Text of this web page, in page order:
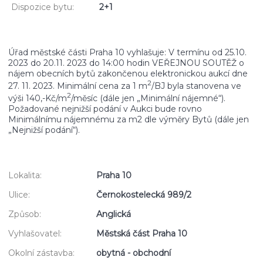
Dispozice bytu:
2+1
Úřad městské části Praha 10 vyhlašuje: V termínu od 25.10.
2023 do 20.11. 2023 do 14:00 hodin VEŘEJNOU SOUTĚŽ o
nájem obecních bytů zakončenou elektronickou aukcí dne
27. 11. 2023. Minimální cena za 1 m2/BJ byla stanovena ve
výši 140,-Kč/m2/měsíc (dále jen „Minimální nájemné“).
Požadované nejnižší podání v Aukci bude rovno
Minimálnímu nájemnému za m2 dle výměry Bytů (dále jen
„Nejnižší podání“).
Lokalita:
Praha 10
Ulice:
Černokostelecká 989/2
Způsob:
Anglická
Vyhlašovatel:
Městská část Praha 10
Okolní zástavba:
obytná - obchodní